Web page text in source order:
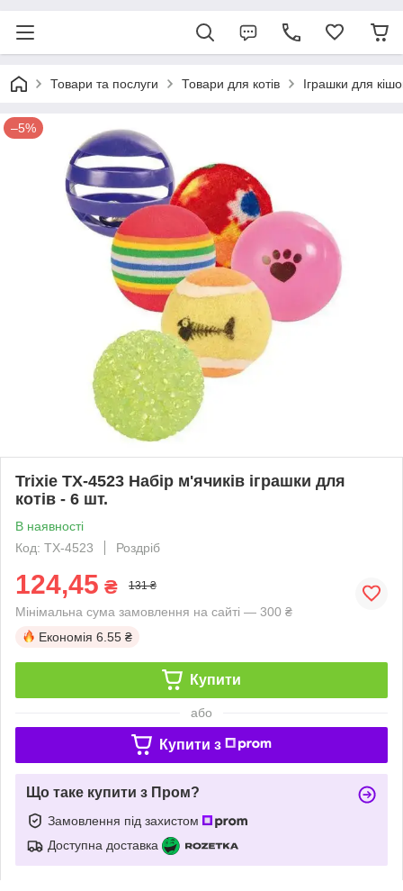
Товари та послуги Товари для котів Іграшки для
–5%
Trixie TX-4523 Набір м'ячиків іграшки для
котів - 6 шт.
В наявності
Код: TX-4523
Роздріб
124,45 ₴ 131 ₴
Мінімальна сума замовлення на сайті — 300 ₴
Економія 6.55 ₴
Купити
або
Купити з
Що таке купити з Пром?
Замовлення під захистом
Доступна доставка